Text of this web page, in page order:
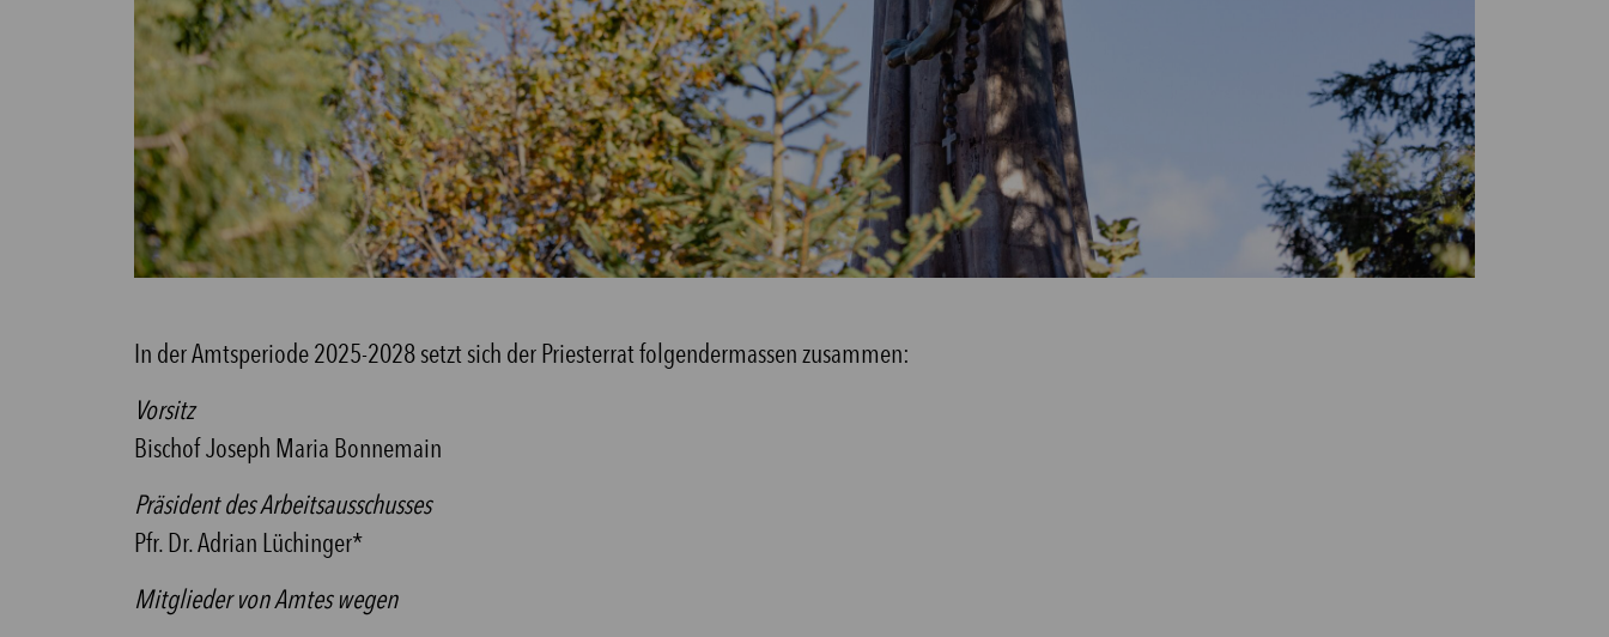
In der Amtsperiode 2025-2028 setzt sich der Priesterrat folgendermassen zusammen:
Vorsitz
Bischof Joseph Maria Bonnemain
Präsident des Arbeitsausschusses
Pfr. Dr. Adrian Lüchinger*
Mitglieder von Amtes wegen